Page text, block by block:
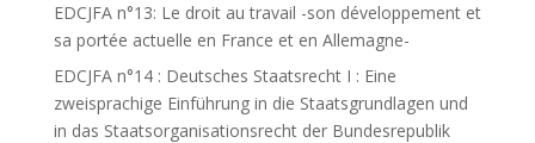
EDCJFA n°13: Le droit au travail -son développement et
sa portée actuelle en France et en Allemagne-
EDCJFA n°14 : Deutsches Staatsrecht I : Eine
zweisprachige Einführung in die Staatsgrundlagen und
in das Staatsorganisationsrecht der Bundesrepublik